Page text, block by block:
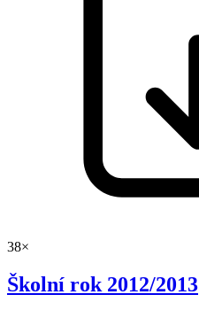
38×
Školní rok 2012/2013